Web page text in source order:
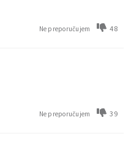
Ne preporučujem 48
Ne preporučujem 39